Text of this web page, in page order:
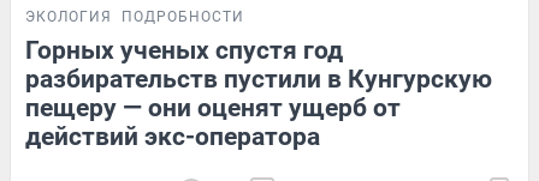
ЭКОЛОГИЯ ПОДРОБНОСТИ
Горных ученых спустя год
разбирательств пустили в Кунгурскую
пещеру — они оценят ущерб от
действий экс-оператора